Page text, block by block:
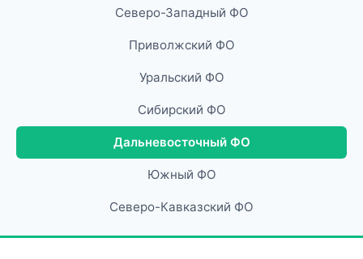
Северо-Западный ФО
Приволжский ФО
Уральский ФО
Сибирский ФО
Дальневосточный ФО
Южный ФО
Северо-Кавказский ФО